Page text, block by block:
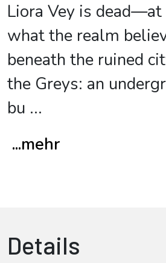
Liora Vey is dead—at
what the realm
beneath the ruined
the Greys: an
bu ...
...mehr
Details